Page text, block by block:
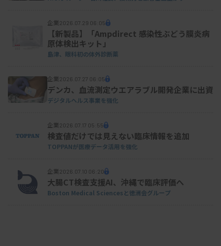
企業2026.07.29 06:05
【新製品】「Ampdirect 感染性ぶどう膜炎病
原体検出キット」
島津、眼科初の体外診断薬
企業2026.07.27 06:05
デンカ、血流測定ウエアラブル開発企業に出資
デジタルヘルス事業を強化
企業2026.07.17 05:55
検査値だけでは見えない臨床情報を追加
TOPPANが医療データ活用を強化
企業2026.07.10 06:20
大腸CT検査支援AI、沖縄で臨床評価へ
Boston Medical Sciencesと徳洲会グループ